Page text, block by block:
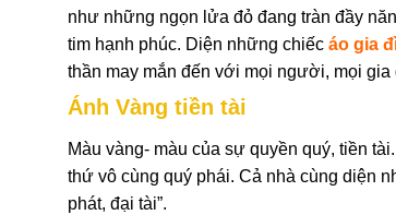
như những ngọn lửa đỏ đang tràn đầy
tim hạnh phúc. Diện những chiếc áo gia
thần may mắn đến với mọi người, mọi gia
Ánh Vàng tiền tài
Màu vàng- màu của sự quyền quý, tiền
thứ vô cùng quý phái. Cả nhà cùng diện
phát, đại tài”.